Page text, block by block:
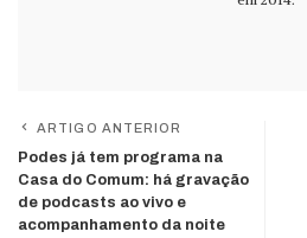
ARTIGO ANTERIOR
Podes já tem programa na
Casa do Comum: há gravação
de podcasts ao vivo e
acompanhamento da noite